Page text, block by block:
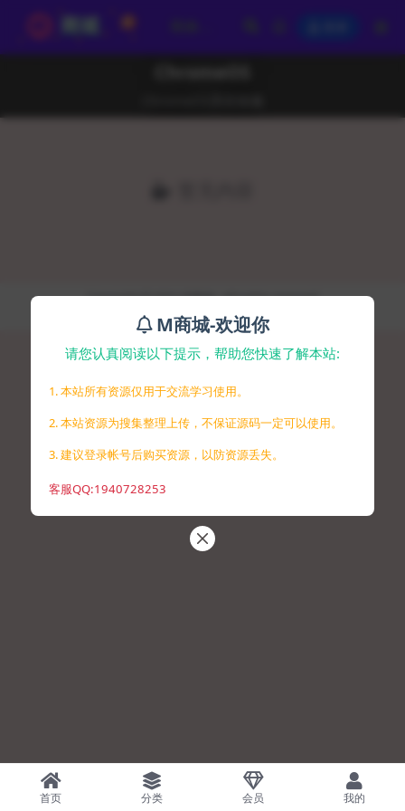
Copyright © 2021码商城- All rights reserved
京ICP备2020038026号-9
首页 分类 会员 我的
M商城-欢迎你
请您认真阅读以下提示，帮助您快速了解本站:
1. 本站所有资源仅用于交流学习使用。
2. 本站资源为搜集整理上传，不保证源码一定可以使用。
3. 建议登录帐号后购买资源，以防资源丢失。
客服QQ:1940728253